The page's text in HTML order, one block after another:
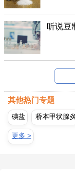
听说豆
其他热门专题
碘盐 桥本甲状腺
更多 >